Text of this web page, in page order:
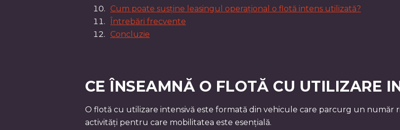
Cum poate susține leasingul operațional o flotă intens utilizată?
Întrebări frecvente
Concluzie
CE ÎNSEAMNĂ O FLOTĂ CU UTILIZARE
O flotă cu utilizare intensivă este formată din vehicule care parcurg un număr
activități pentru care mobilitatea este esențială.